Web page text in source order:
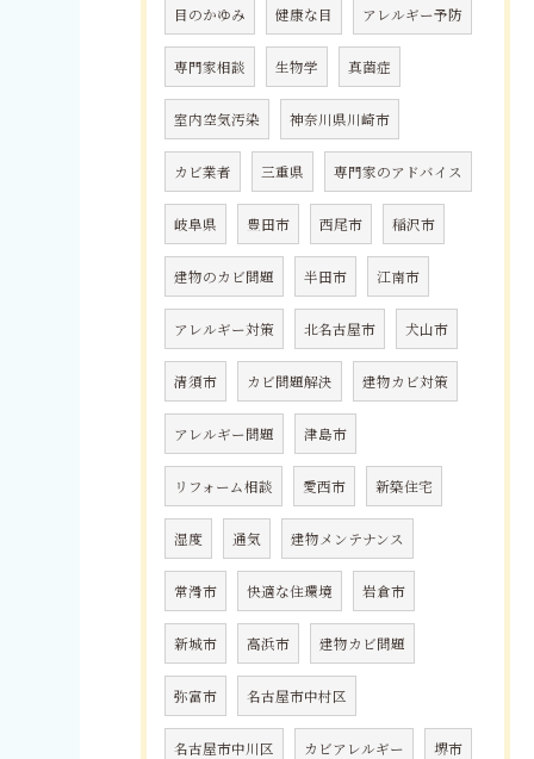
目のかゆみ 健康な目 アレルギー予防
専門家相談 生物学 真菌症
室内空気汚染 神奈川県川崎市
カビ業者 三重県 専門家のアドバイス
岐阜県 豊田市 西尾市 稲沢市
建物のカビ問題 半田市 江南市
アレルギー対策 北名古屋市 犬山市
清須市 カビ問題解決 建物カビ対策
アレルギー問題 津島市
リフォーム相談 愛西市 新築住宅
湿度 通気 建物メンテナンス
常滑市 快適な住環境 岩倉市
新城市 高浜市 建物カビ問題
弥富市 名古屋市中村区
名古屋市中川区 カビアレルギー 堺市